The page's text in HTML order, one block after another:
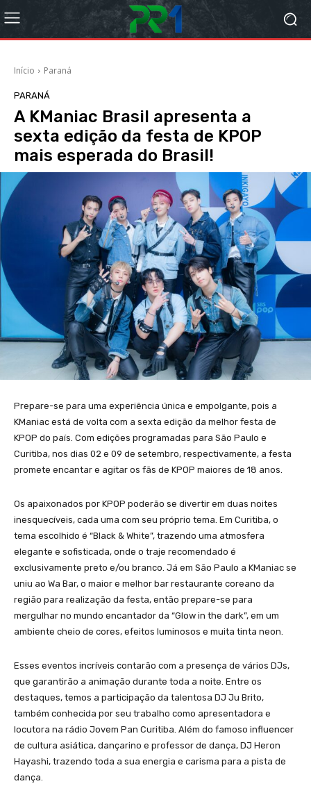
Início Paraná
PARANÁ
A KManiac Brasil apresenta a
sexta edição da festa de KPOP
mais esperada do Brasil!
Prepare-se para uma experiência única e empolgante, pois a
KManiac está de volta com a sexta edição da melhor festa de
KPOP do país. Com edições programadas para São Paulo e
Curitiba, nos dias 02 e 09 de setembro, respectivamente, a festa
promete encantar e agitar os fãs de KPOP maiores de 18 anos.
Os apaixonados por KPOP poderão se divertir em duas noites
inesquecíveis, cada uma com seu próprio tema. Em Curitiba, o
tema escolhido é “Black & White”, trazendo uma atmosfera
elegante e sofisticada, onde o traje recomendado é
exclusivamente preto e/ou branco. Já em São Paulo a KManiac se
uniu ao Wa Bar, o maior e melhor bar restaurante coreano da
região para realização da festa, então prepare-se para
mergulhar no mundo encantador da “Glow in the dark”, em um
ambiente cheio de cores, efeitos luminosos e muita tinta neon.
Esses eventos incríveis contarão com a presença de vários DJs,
que garantirão a animação durante toda a noite. Entre os
destaques, temos a participação da talentosa DJ Ju Brito,
também conhecida por seu trabalho como apresentadora e
locutora na rádio Jovem Pan Curitiba. Além do famoso influencer
de cultura asiática, dançarino e professor de dança, DJ Heron
Hayashi, trazendo toda a sua energia e carisma para a pista de
dança.